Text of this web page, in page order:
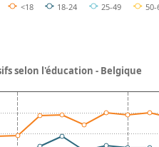
<18 18-24 25-49
selon l'éducation - Belgique